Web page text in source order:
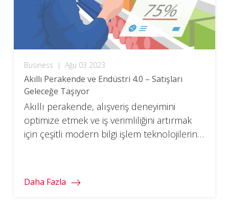
Business | Ağu 03 2023
Akıllı Perakende ve Endüstri 4.0 – Satışları
Geleceğe Taşıyor
Akıllı perakende, alışveriş deneyimini
optimize etmek ve iş verimliliğini artırmak
için çeşitli modern bilgi işlem teknolojilerini
Daha Fazla